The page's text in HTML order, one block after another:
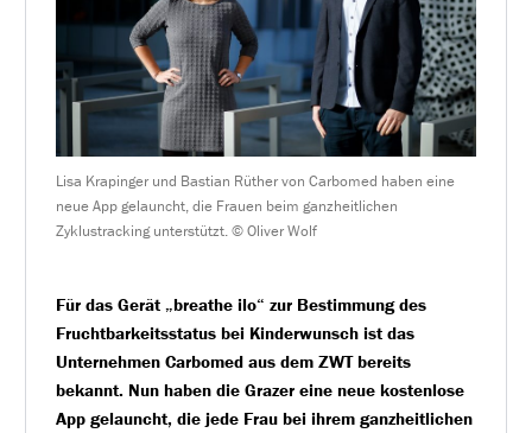
Lisa Krapinger und Bastian Rüther von Carbomed haben eine
neue App gelauncht, die Frauen beim ganzheitlichen
Zyklustracking unterstützt. © Oliver Wolf
Für das Gerät „breathe ilo“ zur Bestimmung des
Fruchtbarkeitsstatus bei Kinderwunsch ist das
Unternehmen Carbomed aus dem ZWT bereits
bekannt. Nun haben die Grazer eine neue kostenlose
App gelauncht, die jede Frau bei ihrem ganzheitlichen